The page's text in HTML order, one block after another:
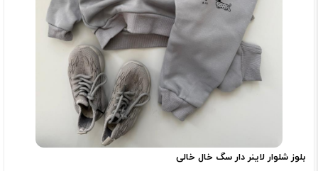
بلوز شلوار لاینر دار سگ خال خالی